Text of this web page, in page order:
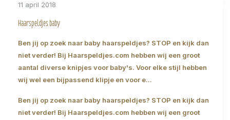
11 april 2018
Haarspeldjes baby
Ben jij op zoek naar baby haarspeldjes? STOP en kijk dan
niet verder! Bij Haarspeldjes.com hebben wij een groot
aantal diverse knipjes voor baby's. Voor elke stijl hebben
wij wel een bijpassend klipje en voor e...
Ben jij op zoek naar baby haarspeldjes? STOP en kijk dan
niet verder! Bij Haarspeldjes.com hebben wij een groot